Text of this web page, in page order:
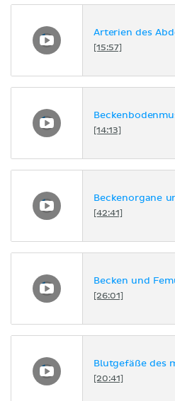
Arterien des
[15:57]
[14:13]
Beckenorgane
[42:41]
Becken und
[26:01]
Blutgefäße des
[20:41]